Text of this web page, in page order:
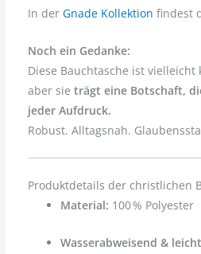
In der Gnade Kollektion findest
Noch ein Gedanke:
Diese Bauchtasche ist
aber sie trägt eine Botschaft,
jeder Aufdruck.
Robust. Alltagsnah.
Produktdetails der christlichen
Material: 100 % Polyester
Wasserabweisend & leicht